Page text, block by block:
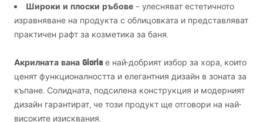
Широки и плоски ръбове – улесняват естетичното
изравняване на продукта с облицовката и представляват
практичен рафт за козметика за баня.
Акрилната вана Gloria е най-добрият избор за хора, които
ценят функционалността и елегантния дизайн в зоната за
къпане. Солидната, подсилена конструкция и модерният
дизайн гарантират, че този продукт ще отговори на най-
високите изисквания.